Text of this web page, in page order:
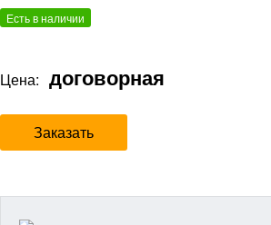
Есть в наличии
Цена: договорная
Заказать